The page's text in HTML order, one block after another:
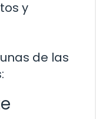
y
de las